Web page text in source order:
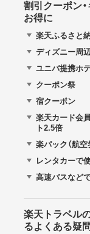
割引クーポン
お得に
楽天ふるさと
ディズニー周
ユニバ提携ホ
クーポン祭
宿クーポン
楽天カード会
ト2.5倍
楽パック（航
レンタカーで
高速バスなど
楽天トラベル
るよくある疑